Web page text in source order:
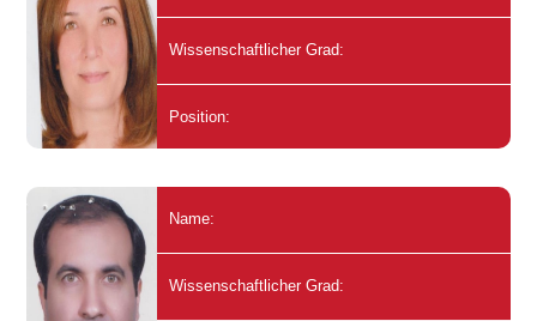
Wissenschaftlicher Grad:
Position:
Name:
Wissenschaftlicher Grad: